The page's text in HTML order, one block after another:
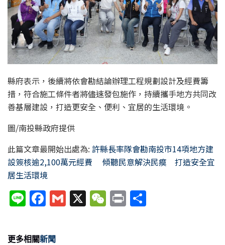
縣府表示，後續將依會勘結論辦理工程規劃設計及經費籌
措，符合施工條件者將儘速發包施作，持續攜手地方共同改
善基層建設，打造更安全、便利、宜居的生活環境。
圖/南投縣政府提供
此篇文章最開始出處為: 許縣長率隊會勘南投市14項地方建
設簽核逾2,100萬元經費 傾聽民意解決民瘼 打造安全宜
居生活環境
Li
n
e
F
a
c
G
m
X W
e
P
ri
更多相關新聞